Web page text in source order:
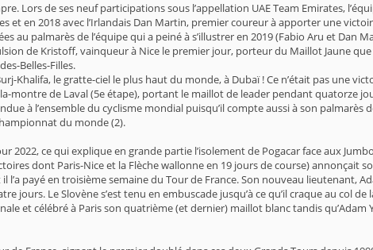
Lors de ses neuf participations sous l’appellation UAE Team Emirates,
en 2018 avec l’Irlandais Dan Martin, premier coureur à apporter une
palmarès de l’équipe qui a peiné à s’illustrer en 2019 (Fabio Aru et Dan
de Kristoff, vainqueur à Nice le premier jour, porteur du Maillot Jaune que
Belles-Filles.
Khalifa, le gratte-ciel le plus haut du monde, à Dubaï ! Ce n’était pas une
montre de Laval (5e étape), portant le maillot de leader pendant quatorze
à l’ensemble du cyclisme mondial puisqu’il compte aussi à son
du monde (2).
ce qui explique en grande partie l’isolement de Pogacar face aux
dont Paris-Nice et la Flèche wallonne en 19 jours de course) annonçait
payé en troisième semaine du Tour de France. Son nouveau lieutenant,
jours. Le Slovène s’est tenu en embuscade jusqu’à ce qu’il craque au col
et célébré à Paris son quatrième (et dernier) maillot blanc tandis qu’Adam